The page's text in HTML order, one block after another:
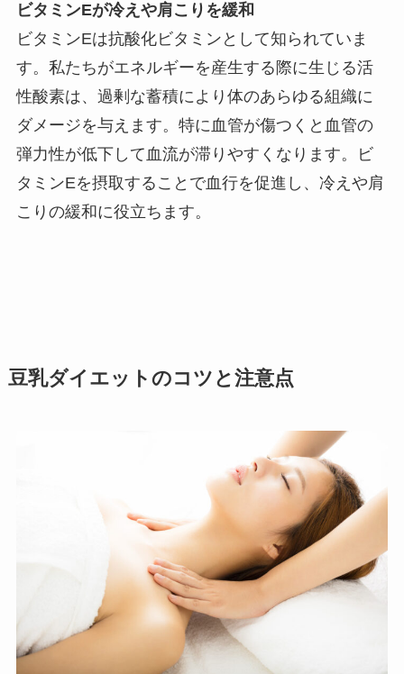
ビタミンEが冷えや肩こりを緩和
ビタミンEは抗酸化ビタミンとして知られていま
す。私たちがエネルギーを産生する際に生じる活
性酸素は、過剰な蓄積により体のあらゆる組織に
ダメージを与えます。特に血管が傷つくと血管の
弾力性が低下して血流が滞りやすくなります。ビ
タミンEを摂取することで血行を促進し、冷えや肩
こりの緩和に役立ちます。
豆乳ダイエットのコツと注意点